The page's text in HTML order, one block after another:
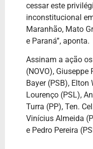
cessar este
inconstitucional
Maranhão, Mato
e Paraná”, aponta.
Assinam a ação
(NOVO), Giuseppe
Bayer (PSB), Elton
Lourenço (PSL),
Turra (PP), Ten.
Vinícius Almeida
e Pedro Pereira